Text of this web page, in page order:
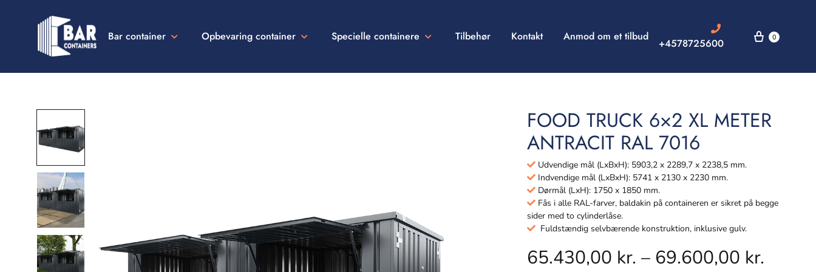
Bar container Opbevaring container Specielle containere Tilbehør Kontakt Anmod om et tilbud
+4578725600 0
FOOD TRUCK 6×2 XL METER
ANTRACIT RAL 7016
Udvendige mål (LxBxH): 5903,2 x 2289,7 x 2238,5 mm.
Indvendige mål (LxBxH): 5741 x 2130 x 2230 mm.
Dørmål (LxH): 1750 x 1850 mm.
Fås i alle RAL-farver, baldakin på containeren er sikret på begge
sider med to cylinderlåse.
Fuldstændig selvbærende konstruktion, inklusive gulv.
65.430,00 kr. – 69.600,00 kr.